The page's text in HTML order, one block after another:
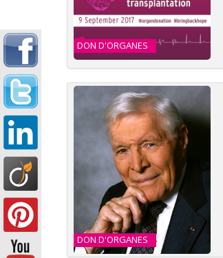
DON D'ORGANES
DON D'ORGANES